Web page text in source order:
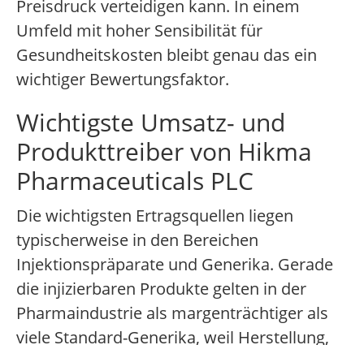
Preisdruck verteidigen kann. In einem
Umfeld mit hoher Sensibilität für
Gesundheitskosten bleibt genau das ein
wichtiger Bewertungsfaktor.
Wichtigste Umsatz- und
Produkttreiber von Hikma
Pharmaceuticals PLC
Die wichtigsten Ertragsquellen liegen
typischerweise in den Bereichen
Injektionspräparate und Generika. Gerade
die injizierbaren Produkte gelten in der
Pharmaindustrie als margenträchtiger als
viele Standard-Generika, weil Herstellung,